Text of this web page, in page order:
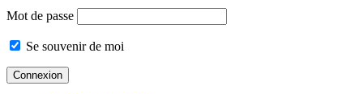
Mot de passe
Se souvenir de moi